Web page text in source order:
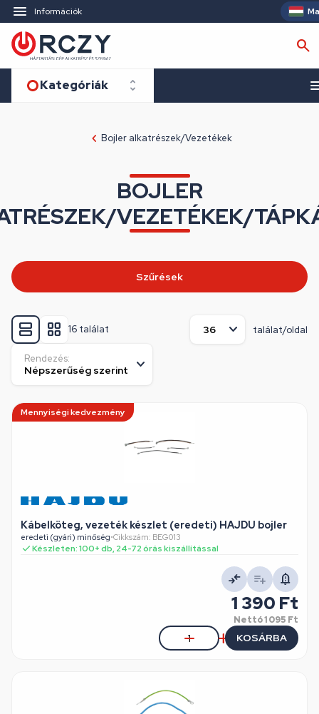
Információk
Kategóriák
Bojler alkatrészek/Vezetékek
BOJLER
VEZETÉKEK/
16 találat találat/oldal
Rendezés:
Mennyiségi kedvezmény
Kábelköteg, vezeték készlet (eredeti) HAJDU bojler
eredeti (gyári) minőség•Cikkszám: BEG013
Készleten: 100+ db, 24-72 órás kiszállítással
1 390 Ft
Nettó1 095 Ft
KOSÁRBA
Szűrések